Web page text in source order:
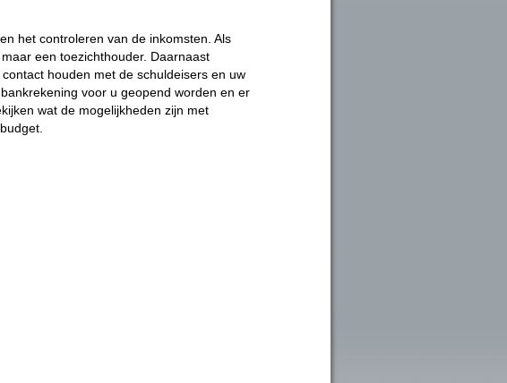
het controleren van de inkomsten. Als
een toezichthouder. Daarnaast
houden met de schuldeisers en uw
voor u geopend worden en er
wat de mogelijkheden zijn met